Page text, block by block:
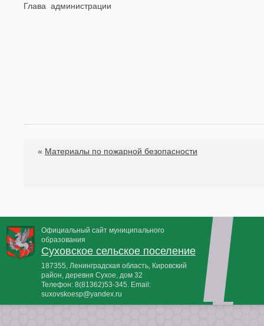
Глава администрации
« Материалы по пожарной безопасности
Официальный сайт муниципального
образования
Суховское сельское поселение
187355, Ленинградская область, Кировский
район, деревня Сухое, дом 32
Телефон: 8(81362)53-345 . Email:
suxovskoesp@yandex.ru